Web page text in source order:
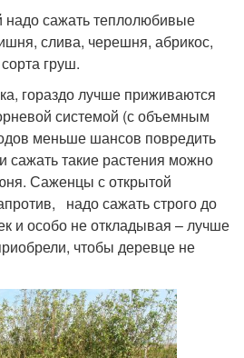
надо сажать теплолюбивые
слива, черешня, абрикос,
груш.
гораздо лучше приживаются
системой (с объемным
меньше шансов повредить
сажать такие растения можно
Саженцы с открытой
надо сажать строго до
и особо не откладывая – лучше
чтобы деревце не